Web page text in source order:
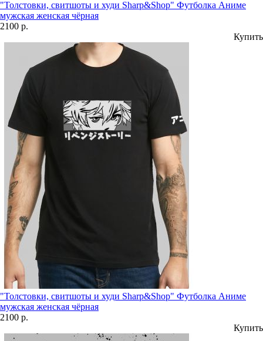
"Толстовки, свитшоты и худи Sharp&Shop" Футболка Аниме
мужская женская чёрная
2100 р.
Купить
"Толстовки, свитшоты и худи Sharp&Shop" Футболка Аниме
мужская женская чёрная
2100 р.
Купить